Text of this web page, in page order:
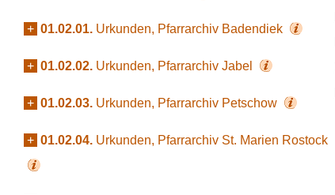
+ 01.02.01. Urkunden, Pfarrarchiv Badendiek
+ 01.02.02. Urkunden, Pfarrarchiv Jabel
+ 01.02.03. Urkunden, Pfarrarchiv Petschow
+ 01.02.04. Urkunden, Pfarrarchiv St. Marien Rostock